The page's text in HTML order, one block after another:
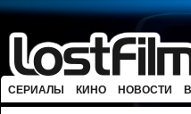
СЕРИАЛЫ КИНО НОВОСТИ